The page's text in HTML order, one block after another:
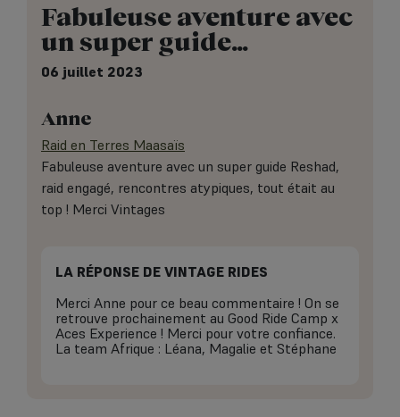
Fabuleuse aventure avec
un super guide…
06 juillet 2023
Anne
Raid en Terres Maasaïs
Fabuleuse aventure avec un super guide Reshad,
raid engagé, rencontres atypiques, tout était au
top ! Merci Vintages
LA RÉPONSE DE VINTAGE RIDES
Merci Anne pour ce beau commentaire ! On se
retrouve prochainement au Good Ride Camp x
Aces Experience ! Merci pour votre confiance.
La team Afrique : Léana, Magalie et Stéphane